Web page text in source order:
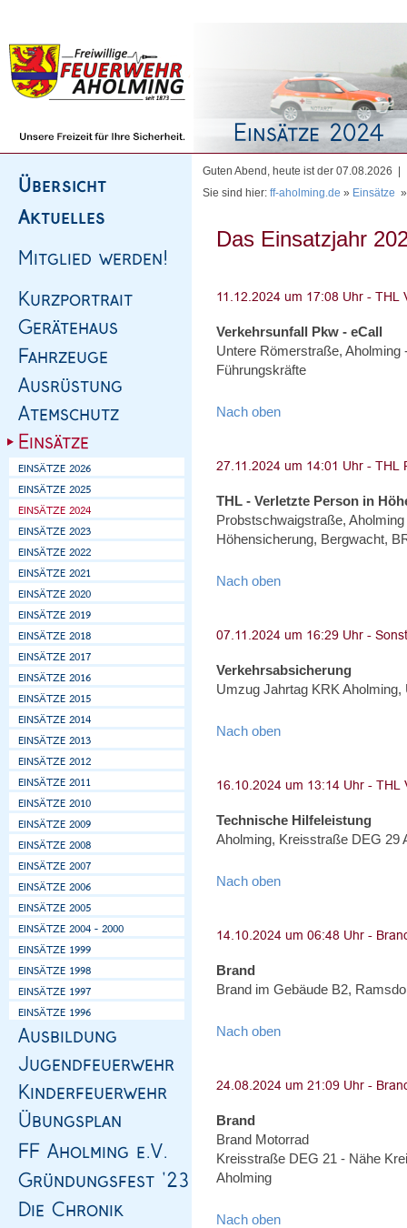
Guten Abend, heute ist der 07.08.2026 |
Sie sind hier: ff-aholming.de » Einsätze
Das Einsatzjahr
Verkehrsunfall Pkw - eCall
Untere Römerstraße,
Führungskräfte
Nach oben
THL - Verletzte Person in
Probstschwaigstraße,
Höhensicherung, Bergwacht,
Nach oben
Verkehrsabsicherung
Umzug Jahrtag KRK
Nach oben
Technische Hilfeleistung
Aholming, Kreisstraße DEG 29
Nach oben
Brand
Brand im Gebäude B2,
Nach oben
Brand
Brand Motorrad
Kreisstraße DEG 21 - Nähe
Aholming
Nach oben